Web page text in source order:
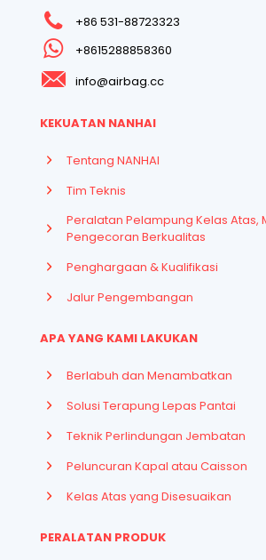
+86 531-88723323
+8615288858360
info@airbag.cc
KEKUATAN NANHAI
Tentang NANHAI
Tim Teknis
Peralatan Pelampung Kelas Atas,
Pengecoran Berkualitas
Penghargaan & Kualifikasi
Jalur Pengembangan
APA YANG KAMI LAKUKAN
Berlabuh dan Menambatkan
Solusi Terapung Lepas Pantai
Teknik Perlindungan Jembatan
Peluncuran Kapal atau Caisson
Kelas Atas yang Disesuaikan
PERALATAN PRODUK